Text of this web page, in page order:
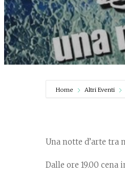
Home Altri Eventi
Una notte d’arte tra
Dalle ore 19.00